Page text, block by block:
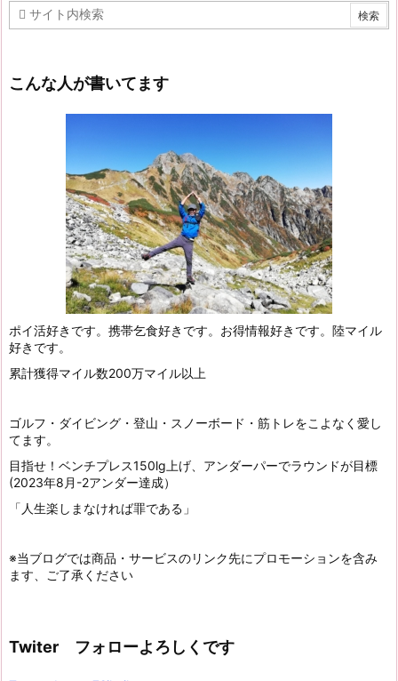
こんな人が書いてます
ポイ活好きです。携帯乞食好きです。お得情報好きです。陸マイル
好きです。
累計獲得マイル数200万マイル以上
ゴルフ・ダイビング・登山・スノーボード・筋トレをこよなく愛し
てます。
目指せ！ベンチプレス150lg上げ、アンダーパーでラウンドが目標
(2023年8月-2アンダー達成）
「人生楽しまなければ罪である」
※当ブログでは商品・サービスのリンク先にプロモーションを含み
ます、ご了承ください
Twiter フォローよろしくです